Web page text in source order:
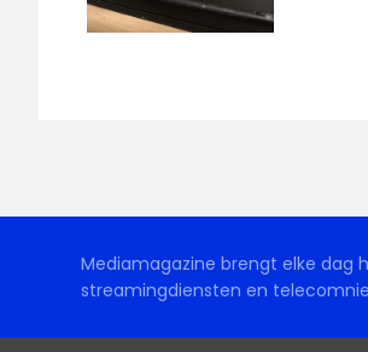
Mediamagazine brengt elke dag
streamingdiensten en